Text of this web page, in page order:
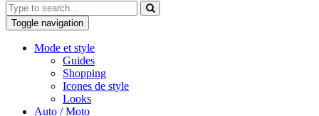
Toggle navigation
Mode et style
Guides
Shopping
Icones de style
Looks
Auto / Moto